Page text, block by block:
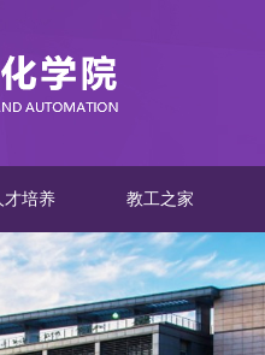
才培养 教工之家